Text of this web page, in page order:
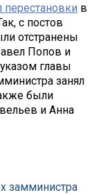
перестановки в
с постов
отстранены
Попов и
главы
занял
были
и Анна
замминистра